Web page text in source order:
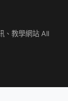
、教學網站 All